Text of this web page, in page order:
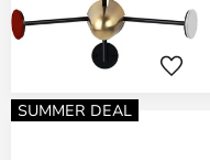
SUMMER DEAL